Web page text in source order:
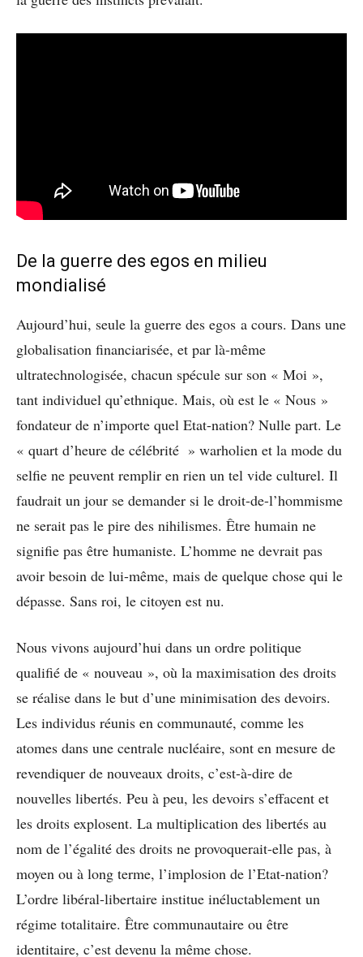
De la guerre des egos en milieu
mondialisé
Aujourd’hui, seule la guerre des egos a cours. Dans une
globalisation financiarisée, et par là-même
ultratechnologisée, chacun spécule sur son « Moi »,
tant individuel qu’ethnique. Mais, où est le « Nous »
fondateur de n’importe quel Etat-nation? Nulle part. Le
« quart d’heure de célébrité » warholien et la mode du
selfie ne peuvent remplir en rien un tel vide culturel. Il
faudrait un jour se demander si le droit-de-l’hommisme
ne serait pas le pire des nihilismes. Être humain ne
signifie pas être humaniste. L’homme ne devrait pas
avoir besoin de lui-même, mais de quelque chose qui le
dépasse. Sans roi, le citoyen est nu.
Nous vivons aujourd’hui dans un ordre politique
qualifié de « nouveau », où la maximisation des droits
se réalise dans le but d’une minimisation des devoirs.
Les individus réunis en communauté, comme les
atomes dans une centrale nucléaire, sont en mesure de
revendiquer de nouveaux droits, c’est-à-dire de
nouvelles libertés. Peu à peu, les devoirs s’effacent et
les droits explosent. La multiplication des libertés au
nom de l’égalité des droits ne provoquerait-elle pas, à
moyen ou à long terme, l’implosion de l’Etat-nation?
L’ordre libéral-libertaire institue inéluctablement un
régime totalitaire. Être communautaire ou être
identitaire, c’est devenu la même chose.